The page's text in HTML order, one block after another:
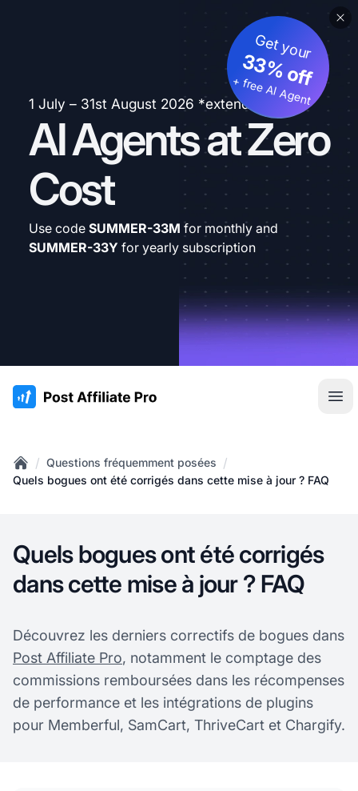
1 July – 31st August 2026 *extended
AI Agents at Zero
Cost
Get your
33% off
+ free AI Agent
Use code SUMMER-33M for monthly and
SUMMER-33Y for yearly subscription
:site.title
Home
/ Questions fréquemment posées /
Quels bogues ont été corrigés dans cette mise à jour ? FAQ
Quels bogues ont été corrigés
dans cette mise à jour ? FAQ
Découvrez les derniers correctifs de bogues dans
Post Affiliate Pro, notamment le comptage des
commissions remboursées dans les récompenses
de performance et les intégrations de plugins
pour Memberful, SamCart, ThriveCart et Chargify.